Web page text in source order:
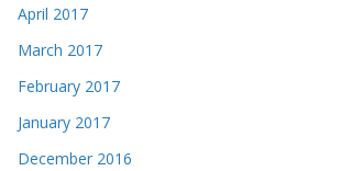
April 2017
March 2017
February 2017
January 2017
December 2016